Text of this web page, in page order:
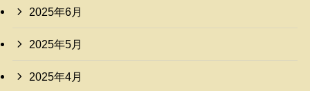
2025年6月
2025年5月
2025年4月